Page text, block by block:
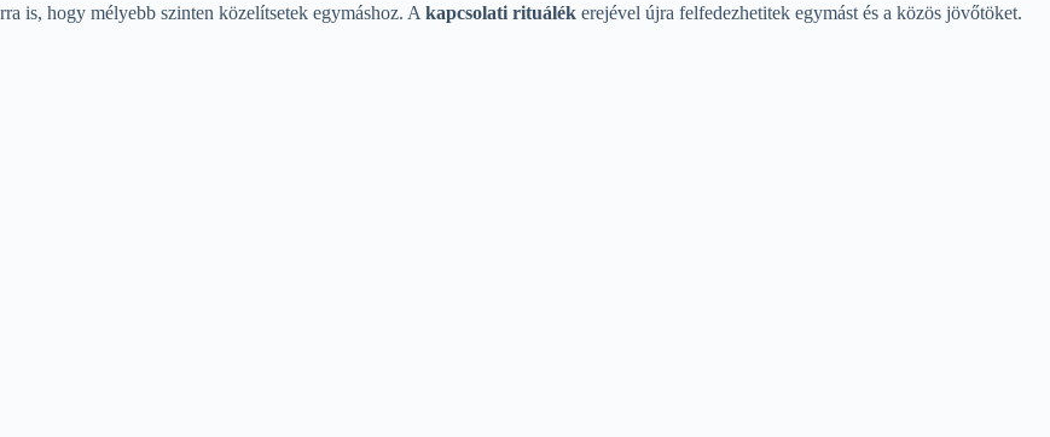
is, hogy mélyebb szinten közelítsetek egymáshoz. A kapcsolati rituálék erejével újra felfedezhetitek egymást és a közös jövőtöket.